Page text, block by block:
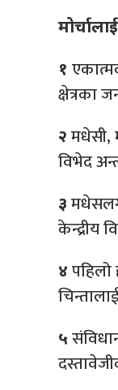
१
क्षेत्रका
२ मधेसी,
विभेद
३
केन्द्रीय
४
५